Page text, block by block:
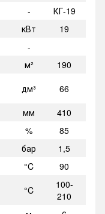
-
КГ-19
кВт
19
-
м²
190
дм³
66
мм
410
%
85
бар
1,5
°C
90
°C
100-
210